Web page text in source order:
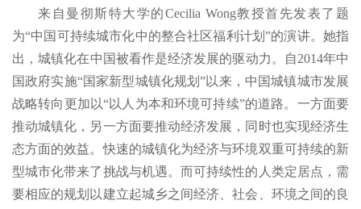
来自曼彻斯特大学的Cecilia Wong教授首先发表了题
为“中国可持续城市化中的整合社区福利计划”的演讲。她指
出，城镇化在中国被看作是经济发展的驱动力。自2014年中
国政府实施“国家新型城镇化规划”以来，中国城镇城市发展
战略转向更加以“以人为本和环境可持续”的道路。一方面要
推动城镇化，另一方面要推动经济发展，同时也实现经济生
态方面的效益。快速的城镇化为经济与环境双重可持续的新
型城市化带来了挑战与机遇。而可持续性的人类定居点，需
要相应的规划以建立起城乡之间经济、社会、环境之间的良